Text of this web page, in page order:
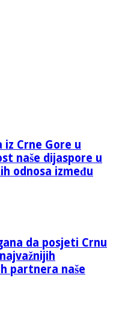
iz Crne Gore u
naše dijaspore u
odnosa između
da posjeti Crnu
partnera naše